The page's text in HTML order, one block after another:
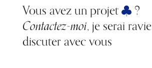
Vous avez un projet ?
Contactez-moi, je serai ravie
discuter avec vous